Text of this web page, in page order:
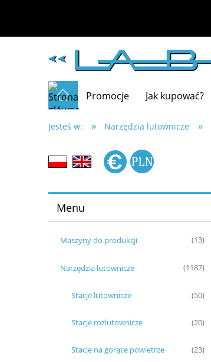
Promocje Jak kupować?
Jesteś w: » Narzędzia lutownicze »
Menu
Maszyny do produkcji (13)
Narzędzia lutownicze (1187)
Stacje lutownicze (50)
Stacje rozlutownicze (20)
Stacje na gorące powietrze (23)